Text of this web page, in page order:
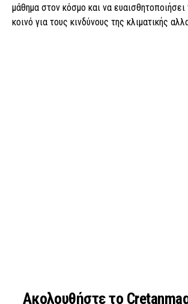
μάθημα στον κόσμο και να
κοινό για τους κινδύνους της κλιματικής
Ακολουθήστε το